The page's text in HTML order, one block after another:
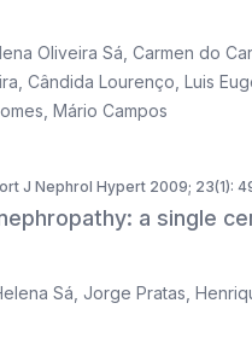
Oliveira Sá Carmen do
Cândida Lourenço Luis
Mário Campos
J Nephrol Hypert 2009; 23(1):
a single
Sá Jorge Pratas